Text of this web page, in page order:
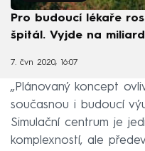
Pro budoucí lékaře
špitál. Vyjde na
7. čvn 2020, 16:07
„Plánovaný koncept
současnou i budoucí
Simulační centrum je
komplexností, ale